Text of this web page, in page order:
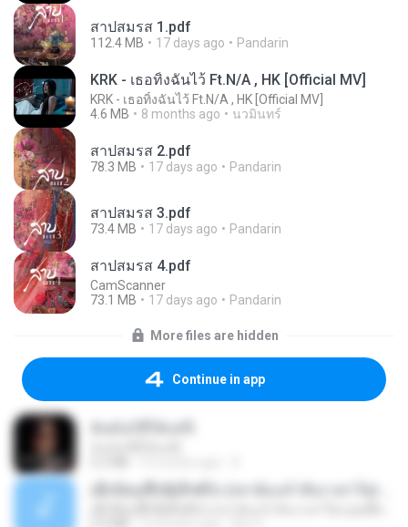
สาปสมรส 1.pdf
112.4 MB 17 days ago Pandarin
KRK - เธอทิ้งฉันไว้ Ft.N/A , HK [Official MV]
KRK - เธอทิ้งฉันไว้ Ft.N/A , HK [Official MV]
4.6 MB
8 months ago นวมินทร์
สาปสมรส 2.pdf
78.3 MB 17 days ago Pandarin
สาปสมรส 3.pdf
73.4 MB 17 days ago Pandarin
สาปสมรส 4.pdf
CamScanner
73.1 MB
17 days ago Pandarin
More files are hidden
Continue in app